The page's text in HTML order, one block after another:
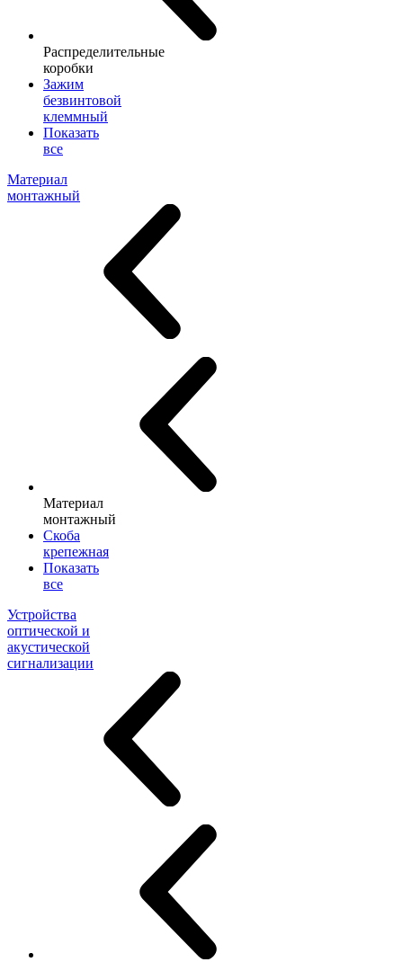
Распределительные
коробки
Зажим
безвинтовой
клеммный
Показать
все
Материал
монтажный
Материал
монтажный
Скоба
крепежная
Показать
все
Устройства
оптической и
акустической
сигнализации